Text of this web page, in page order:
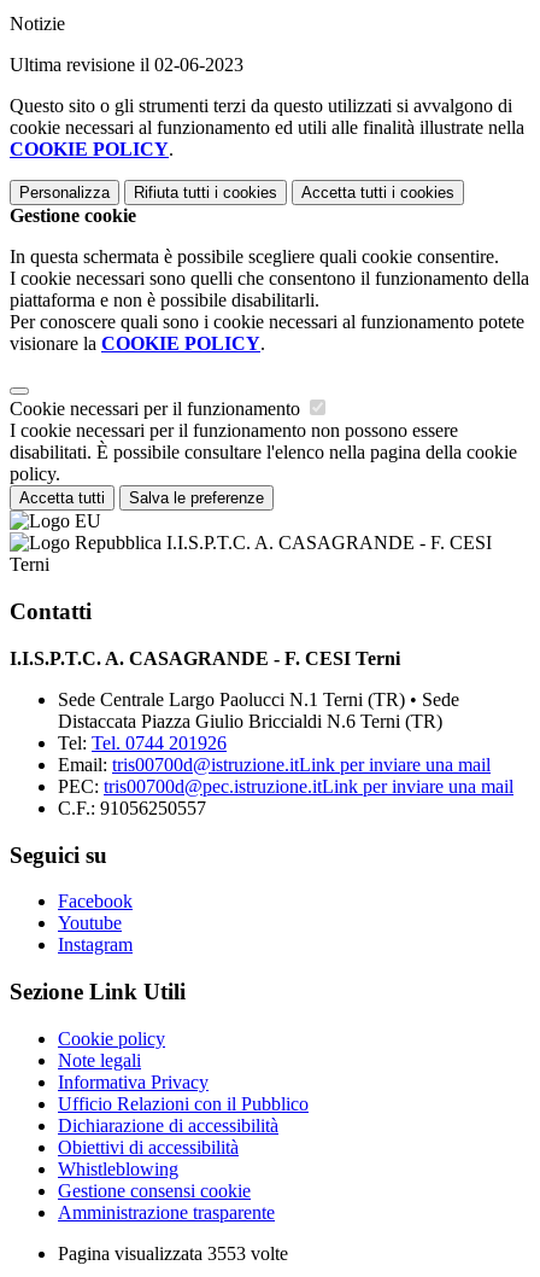
Notizie
Ultima revisione il 02-06-2023
Questo sito o gli strumenti terzi da questo utilizzati si avvalgono di
cookie necessari al funzionamento ed utili alle finalità illustrate nella
COOKIE POLICY.
Personalizza Rifiuta tutti i cookies Accetta tutti i cookies
Gestione cookie
In questa schermata è possibile scegliere quali cookie consentire.
I cookie necessari sono quelli che consentono il funzionamento della
piattaforma e non è possibile disabilitarli.
Per conoscere quali sono i cookie necessari al funzionamento potete
visionare la COOKIE POLICY.
Cookie necessari per il funzionamento
I cookie necessari per il funzionamento non possono essere
disabilitati. È possibile consultare l'elenco nella pagina della cookie
policy.
Accetta tutti Salva le preferenze
I.I.S.P.T.C. A. CASAGRANDE - F. CESI
Terni
Contatti
I.I.S.P.T.C. A. CASAGRANDE - F. CESI Terni
Sede Centrale Largo Paolucci N.1 Terni (TR) • Sede
Distaccata Piazza Giulio Briccialdi N.6 Terni (TR)
Tel: Tel. 0744 201926
Email: tris00700d@istruzione.itLink per inviare una mail
PEC: tris00700d@pec.istruzione.itLink per inviare una mail
C.F.: 91056250557
Seguici su
Facebook
Youtube
Instagram
Sezione Link Utili
Cookie policy
Note legali
Informativa Privacy
Ufficio Relazioni con il Pubblico
Dichiarazione di accessibilità
Obiettivi di accessibilità
Whistleblowing
Gestione consensi cookie
Amministrazione trasparente
Pagina visualizzata 3553 volte